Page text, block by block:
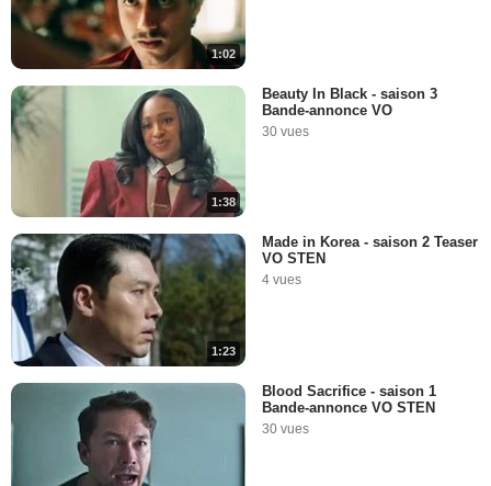
1:02
1:38
Beauty In Black - saison 3
Bande-annonce VO
30 vues
1:23
Made in Korea - saison 2 Teaser
VO STEN
4 vues
Blood Sacrifice - saison 1
Bande-annonce VO STEN
30 vues